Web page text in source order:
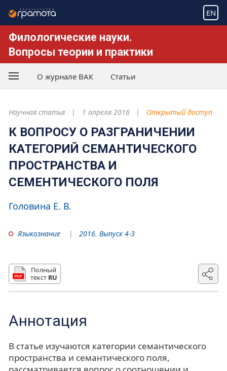
EN
Филологические науки.
Вопросы теории и практики
О журнале ВАК Статьи
Научная статья 1 апреля 2016 Открытый доступ
К ВОПРОСУ О РАЗГРАНИЧЕНИИ
КАТЕГОРИЙ СЕМАНТИЧЕСКОГО
ПРОСТРАНСТВА И
СЕМЕНТИЧЕСКОГО ПОЛЯ
Головина Е. В.
Языкознание 2016. Выпуск 4-3
Полный
текст RU
Аннотация
В статье изучаются категории семантического
пространства и семантического поля,